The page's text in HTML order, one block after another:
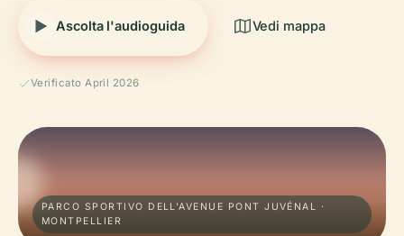
Ascolta l'audioguida Vedi mappa
Verificato April 2026
PARCO SPORTIVO DELL'AVENUE PONT JUVÉNAL ·
MONTPELLIER